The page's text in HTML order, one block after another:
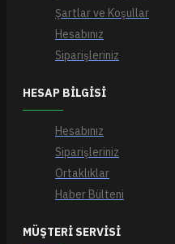
Şartlar ve Koşullar
Hesabınız
Siparişleriniz
HESAP BILGISI
Hesabınız
Siparişleriniz
Ortaklıklar
Haber Bülteni
MÜŞTERI SERVISI